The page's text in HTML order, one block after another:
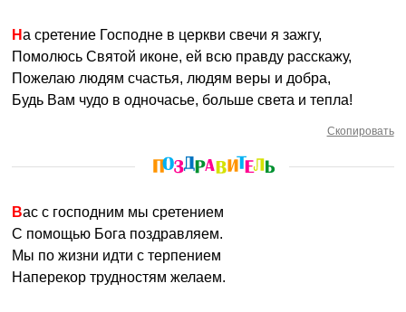
На сретение Господне в церкви свечи я зажгу,
Помолюсь Святой иконе, ей всю правду расскажу,
Пожелаю людям счастья, людям веры и добра,
Будь Вам чудо в одночасье, больше света и тепла!
Скопировать
Вас с господним мы сретением
С помощью Бога поздравляем.
Мы по жизни идти с терпением
Наперекор трудностям желаем.